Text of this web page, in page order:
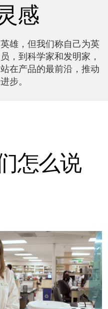
感
雄，但我们称自己为英
，到科学家和发明家，
在产品的最前沿，推动
步。
怎么说